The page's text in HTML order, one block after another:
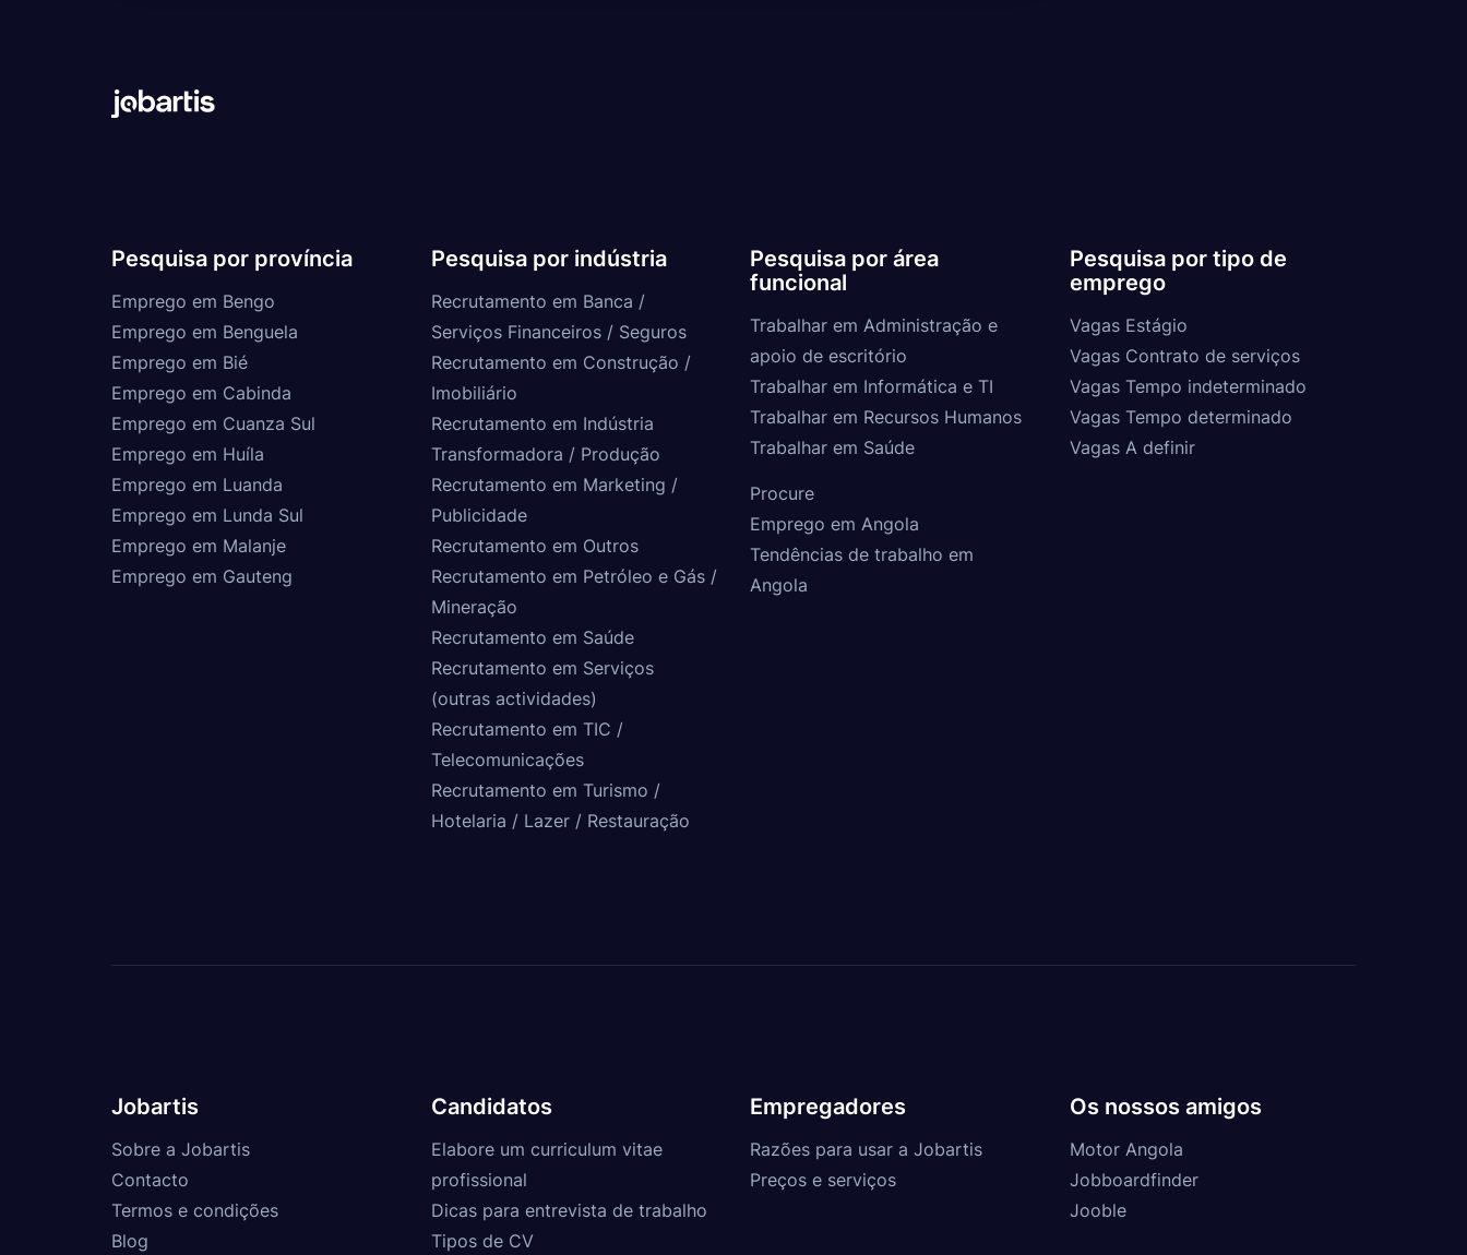
Pesquisa por província
Emprego em Bengo
Emprego em Benguela
Emprego em Bié
Emprego em Cabinda
Emprego em Cuanza Sul
Emprego em Huíla
Emprego em Luanda
Emprego em Lunda Sul
Emprego em Malanje
Emprego em Gauteng
Pesquisa por indústria
Recrutamento em Banca /
Serviços Financeiros / Seguros
Recrutamento em Construção /
Imobiliário
Recrutamento em Indústria
Transformadora / Produção
Recrutamento em Marketing /
Publicidade
Recrutamento em Outros
Recrutamento em Petróleo e Gás /
Mineração
Recrutamento em Saúde
Recrutamento em Serviços
(outras actividades)
Recrutamento em TIC /
Telecomunicações
Recrutamento em Turismo /
Hotelaria / Lazer / Restauração
Pesquisa por área
funcional
Trabalhar em Administração e
apoio de escritório
Trabalhar em Informática e TI
Trabalhar em Recursos Humanos
Trabalhar em Saúde
Pesquisa por tipo de
emprego
Vagas Estágio
Vagas Contrato de serviços
Vagas Tempo indeterminado
Vagas Tempo determinado
Vagas A definir
Procure
Emprego em Angola
Tendências de trabalho em
Angola
Jobartis
Sobre a Jobartis
Contacto
Termos e condições
Blog
Candidatos
Elabore um curriculum vitae
profissional
Dicas para entrevista de trabalho
Tipos de CV
Empregadores
Razões para usar a Jobartis
Preços e serviços
Os nossos amigos
Motor Angola
Jobboardfinder
Jooble